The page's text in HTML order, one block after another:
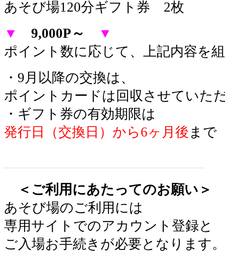
あそび場120分ギフト券 2枚
▼
9,000P～
▼
ポイント数に応じて、上記内容を
・9月以降の交換は、
ポイントカードは回収させていた
・ギフト券の有効期限は
発行日（交換日）から6ヶ月後 まで
＜ご利用にあたってのお願い＞
あそび場のご利用には
専用サイトでのアカウント登録と
ご入場お手続きが必要となります。